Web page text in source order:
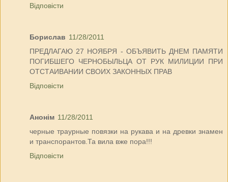
Відповісти
Борислав 11/28/2011
ПРЕДЛАГАЮ 27 НОЯБРЯ - ОБЪЯВИТЬ ДНЕМ ПАМЯТИ
ПОГИБШЕГО ЧЕРНОБЫЛЬЦА ОТ РУК МИЛИЦИИ ПРИ
ОТСТАИВАНИИ СВОИХ ЗАКОННЫХ ПРАВ
Відповісти
Анонім 11/28/2011
черные траурные повязки на рукава и на древки знамен
и транспорантов.Та вила вже пора!!!
Відповісти